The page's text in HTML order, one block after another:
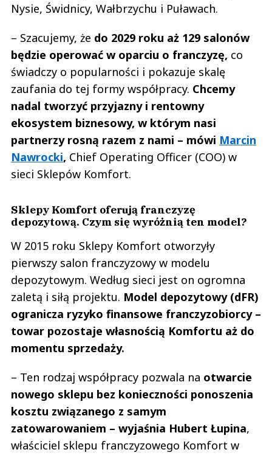
Nysie, Świdnicy, Wałbrzychu i Puławach.
– Szacujemy, że do 2029 roku aż 129 salonów
będzie operować w oparciu o franczyzę, co
świadczy o popularności i pokazuje skalę
zaufania do tej formy współpracy. Chcemy
nadal tworzyć przyjazny i rentowny
ekosystem biznesowy, w którym nasi
partnerzy rosną razem z nami – mówi Marcin
Nawrocki, Chief Operating Officer (COO) w
sieci Sklepów Komfort.
Sklepy Komfort oferują franczyzę
depozytową. Czym się wyróżnią ten model?
W 2015 roku Sklepy Komfort otworzyły
pierwszy salon franczyzowy w modelu
depozytowym. Według sieci jest on ogromna
zaletą i siłą projektu. Model depozytowy (dFR)
ogranicza ryzyko finansowe franczyzobiorcy –
towar pozostaje własnością Komfortu aż do
momentu sprzedaży.
– Ten rodzaj współpracy pozwala na otwarcie
nowego sklepu bez konieczności ponoszenia
kosztu związanego z samym
zatowarowaniem – wyjaśnia Hubert Łupina,
właściciel sklepu franczyzowego Komfort w